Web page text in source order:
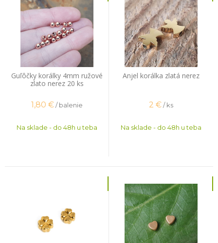
Guľôčky korálky 4mm ružové
zlato nerez 20 ks
1,80 € / balenie
Na sklade - do 48h u teba
Anjel korálka zlatá nerez
2 €/ ks
Na sklade - do 48h u teba